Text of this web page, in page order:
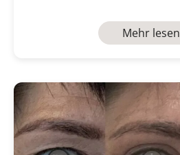
Mehr lesen